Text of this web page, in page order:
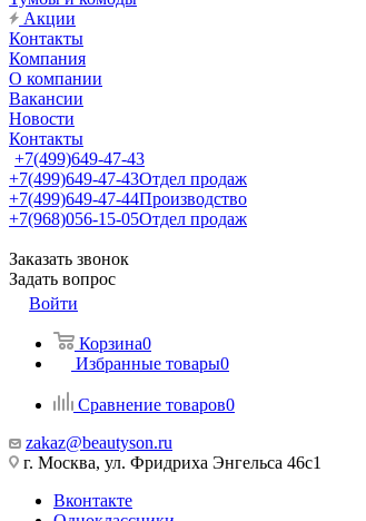
Акции
Контакты
Компания
О компании
Вакансии
Новости
Контакты
+7(499)649-47-43
+7(499)649-47-43Отдел продаж
+7(499)649-47-44Производство
+7(968)056-15-05Отдел продаж
Заказать звонок
Задать вопрос
Войти
Корзина0
Избранные товары0
Сравнение товаров0
zakaz@beautyson.ru
г. Москва, ул. Фридриха Энгельса 46с1
Вконтакте